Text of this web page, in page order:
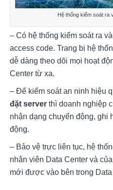
Hệ thống kiểm soát ra
– Có hệ thống kiểm soát ra
access code. Trang bị hệ
dễ dàng theo dõi mọi hoạt
Center từ xa.
– Để kiểm soát an ninh hiệu
đặt server thì doanh nghiệp
nhận dạng chuyển động, ghi
động.
– Bảo vệ trực liên tục, hệ
nhân viên Data Center và
mới được vào bên trong Data